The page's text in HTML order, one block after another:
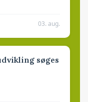
03. aug.
søges